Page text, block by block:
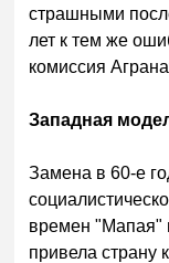
страшными
лет к тем же
комиссия
Западная
Замена в 60-е
времен "Мапая"
привела страну